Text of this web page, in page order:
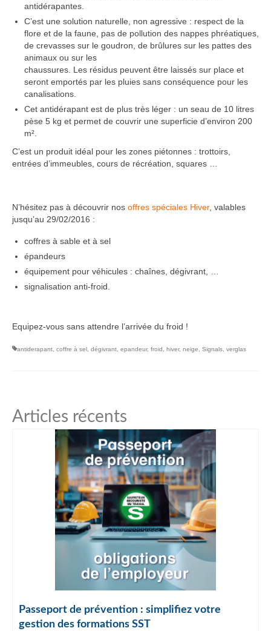
antidérapantes.
C’est une solution naturelle, non agressive : respect de la
flore et de la faune, pas de pollution des nappes phréatiques,
de crevasses sur le goudron, de brûlures sur les pattes des
animaux ou sur les
chaussures. Les résidus peuvent être laissés sur place et
seront emportés par les pluies sans conséquence pour les
canalisations.
Cet antidérapant est de plus très léger : un seau de 10 litres
pèse 5 kg et permet de couvrir une superficie d’environ 200
m².
C’est un produit idéal pour les zones piétonnes : trottoirs,
entrées d’immeubles, cours de récréation, squares …
N’hésitez pas à découvrir nos offres spéciales Hiver, valables
jusqu’au 29/02/2016 :
coffres à sable et à sel
épandeurs
équipement pour véhicules : chaînes, dégivrant, …
signalisation anti-froid.
Equipez-vous sans attendre l’arrivée du froid !
antiderapant coffre à sel dégivrant epandeur, froid hiver, neige Signals verglas
Articles récents
Passeport de prévention : simplifiez votre
gestion des formations SST